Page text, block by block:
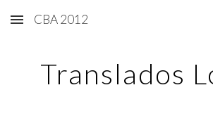
Skip to main content
CBA 2012
Translados